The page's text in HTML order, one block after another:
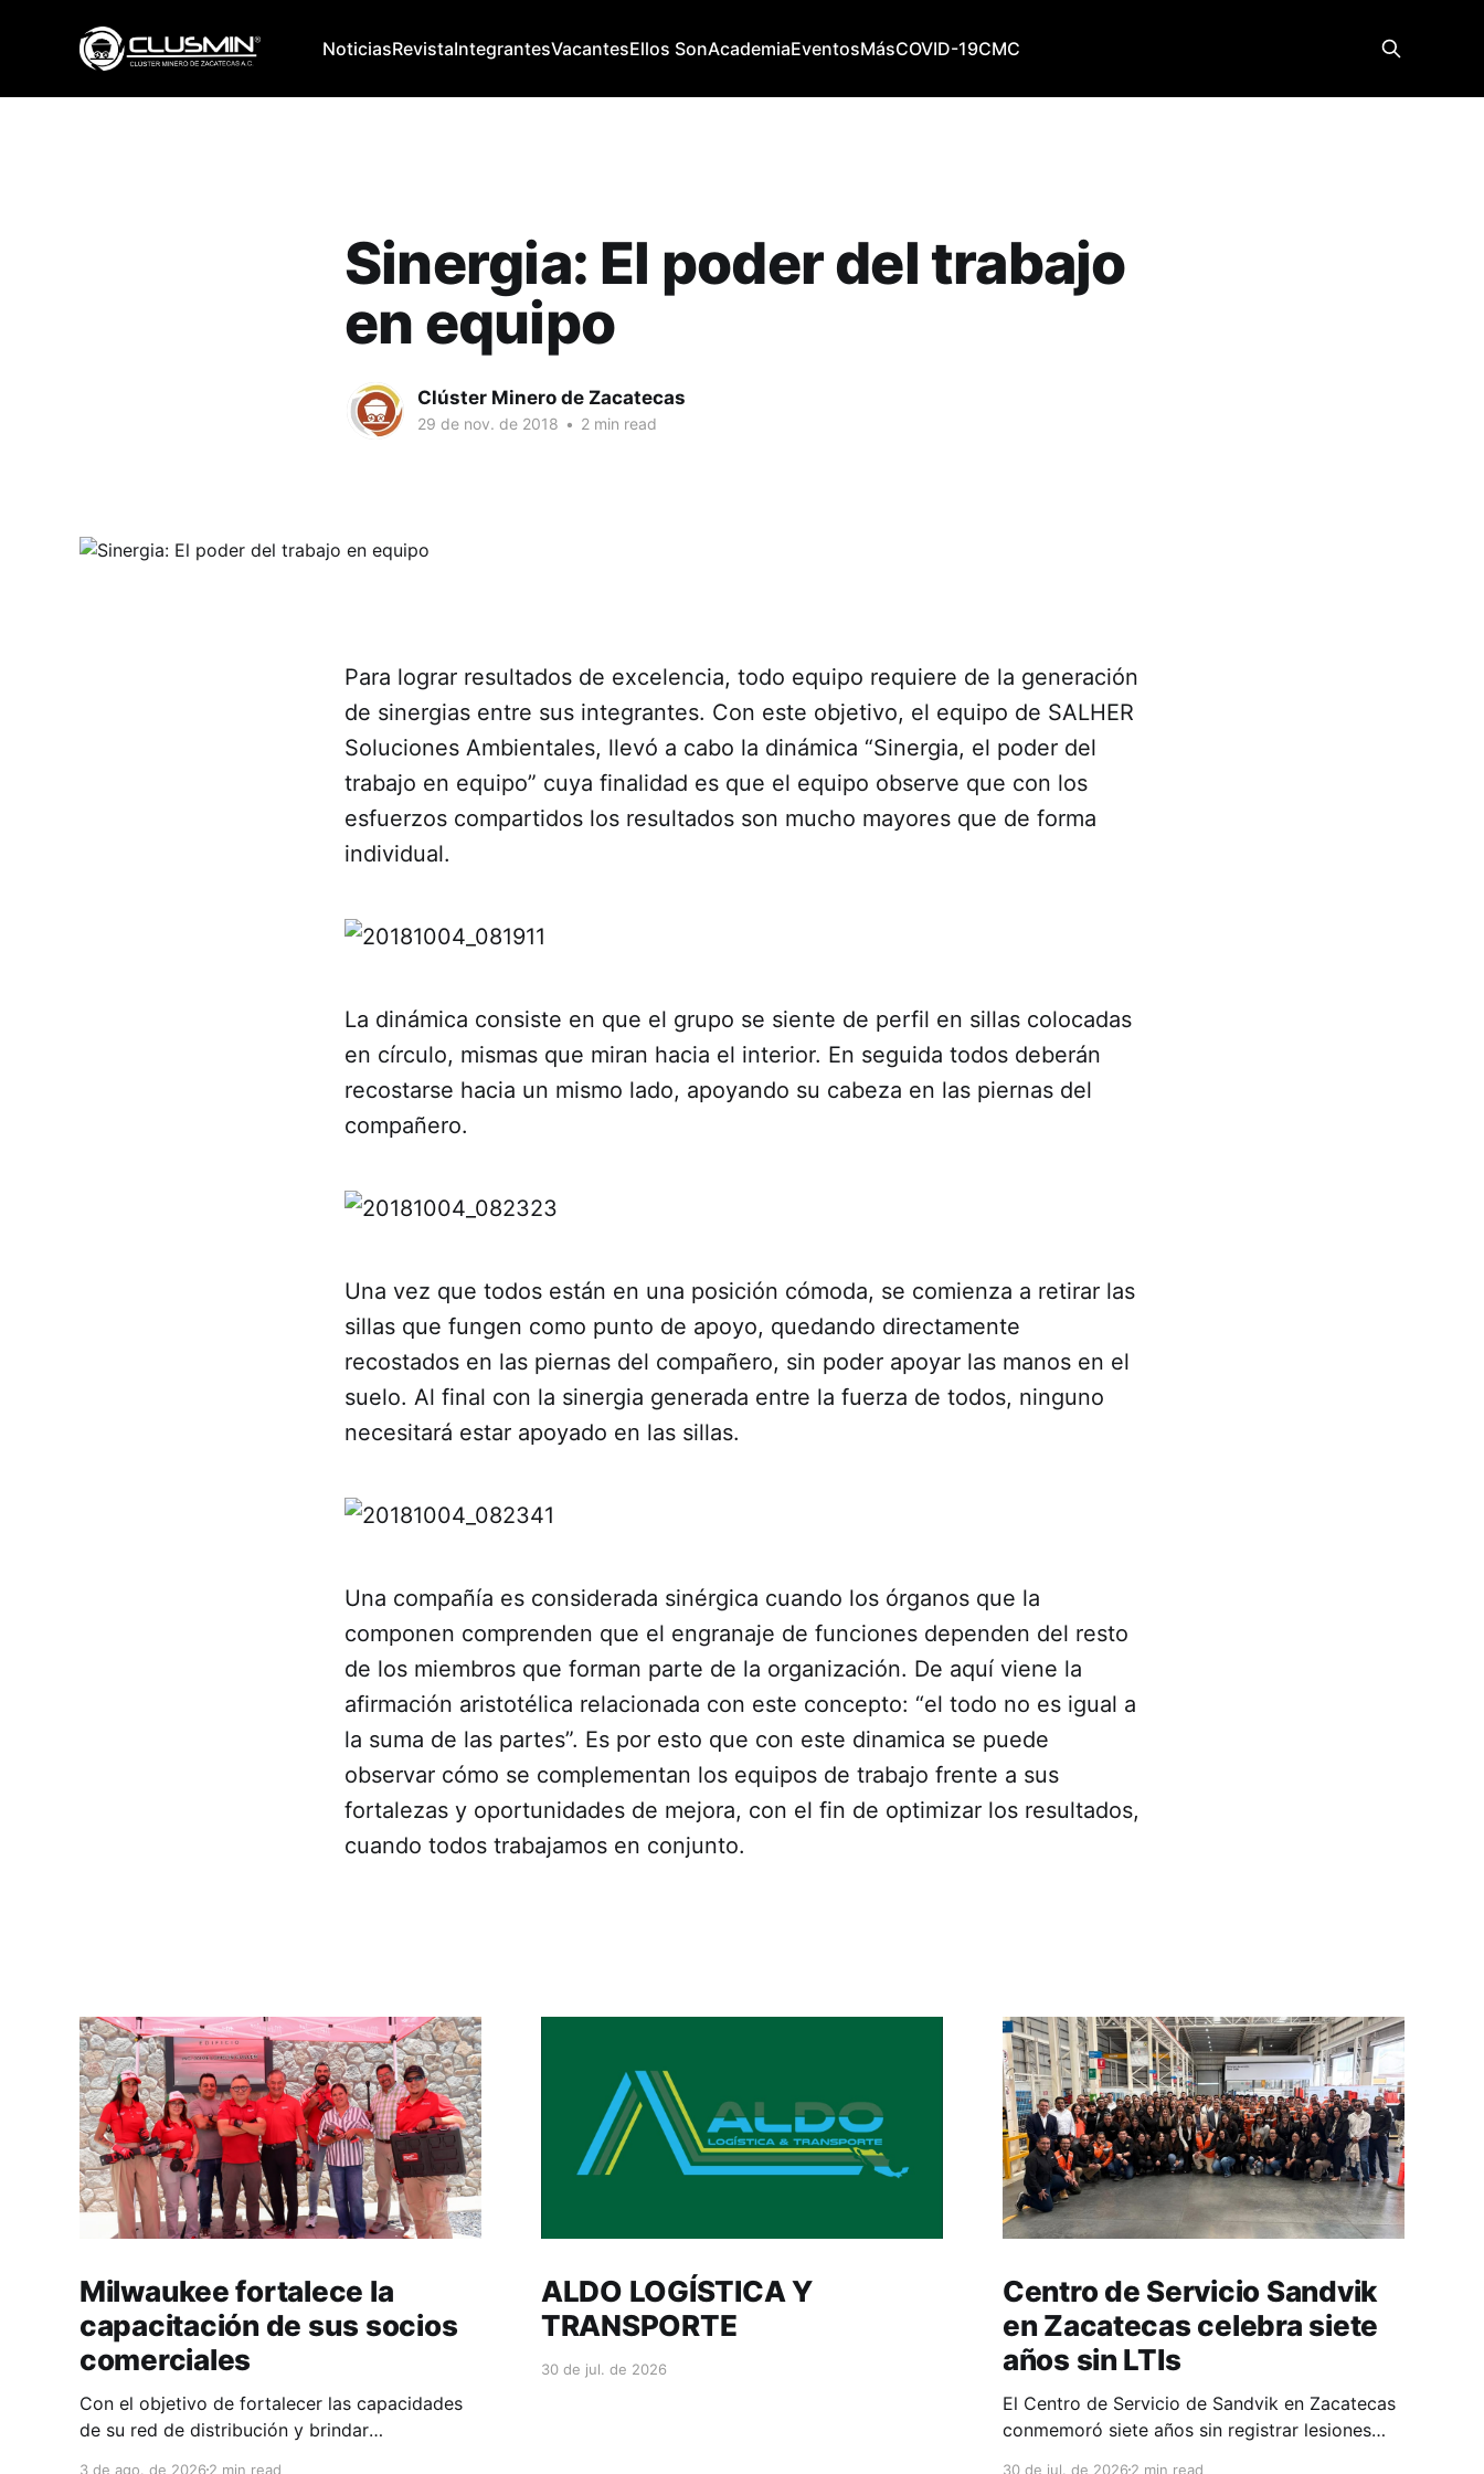
NoticiasRevistaIntegrantesVacantesEllos SonAcademiaEventosMásCOVID-19CMC
Sinergia: El poder del trabajo
en equipo
Clúster Minero de Zacatecas
29 de nov. de 2018 • 2 min read
Para lograr resultados de excelencia, todo equipo requiere de la generación
de sinergias entre sus integrantes. Con este objetivo, el equipo de SALHER
Soluciones Ambientales, llevó a cabo la dinámica “Sinergia, el poder del
trabajo en equipo” cuya finalidad es que el equipo observe que con los
esfuerzos compartidos los resultados son mucho mayores que de forma
individual.
La dinámica consiste en que el grupo se siente de perfil en sillas colocadas
en círculo, mismas que miran hacia el interior. En seguida todos deberán
recostarse hacia un mismo lado, apoyando su cabeza en las piernas del
compañero.
Una vez que todos están en una posición cómoda, se comienza a retirar las
sillas que fungen como punto de apoyo, quedando directamente
recostados en las piernas del compañero, sin poder apoyar las manos en el
suelo. Al final con la sinergia generada entre la fuerza de todos, ninguno
necesitará estar apoyado en las sillas.
Una compañía es considerada sinérgica cuando los órganos que la
componen comprenden que el engranaje de funciones dependen del resto
de los miembros que forman parte de la organización. De aquí viene la
afirmación aristotélica relacionada con este concepto: “el todo no es igual a
la suma de las partes”. Es por esto que con este dinamica se puede
observar cómo se complementan los equipos de trabajo frente a sus
fortalezas y oportunidades de mejora, con el fin de optimizar los resultados,
cuando todos trabajamos en conjunto.
Milwaukee fortalece la
capacitación de sus socios
comerciales
Con el objetivo de fortalecer las capacidades
de su red de distribución y brindar
3 de ago. de 2026 2 min read
ALDO LOGÍSTICA Y
TRANSPORTE
30 de jul. de 2026
Centro de Servicio Sandvik
en Zacatecas celebra siete
años sin LTIs
El Centro de Servicio de Sandvik en Zacatecas
conmemoró siete años sin registrar lesiones
30 de jul. de 20262 min read